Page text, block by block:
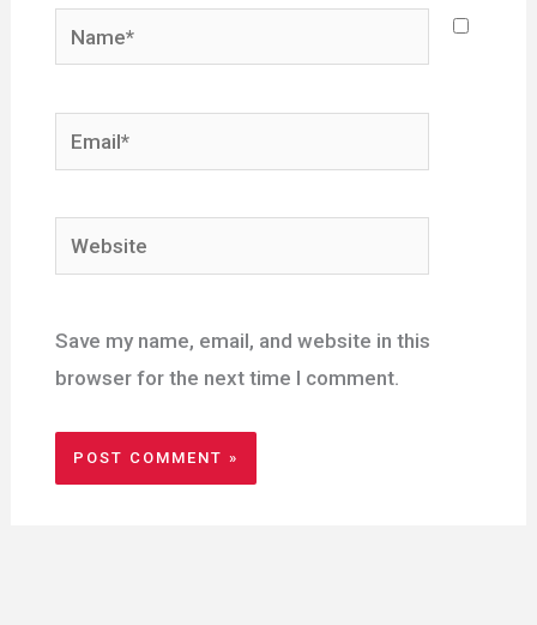
Name*
Email*
Website
Save my name, email, and website in this
browser for the next time I comment.